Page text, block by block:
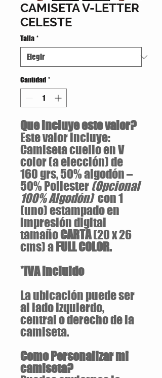
CAMISETA V-LETTER
CELESTE
Talla *
Cantidad *
Que incluye este valor?
Este valor incluye:
Camiseta cuello en V
color (a elección) de
160 grs, 50% algodón –
50% Poliester(Opcional
100% Algodón)con 1
(uno) estampado en
impresión digital
tamañoCARTA(20 x 26
cms) a FULL COLOR.
*IVA incluido
La ubicación puede ser
al lado izquierdo,
central o derecho de la
camiseta.
Como Personalizar mi
camiseta?